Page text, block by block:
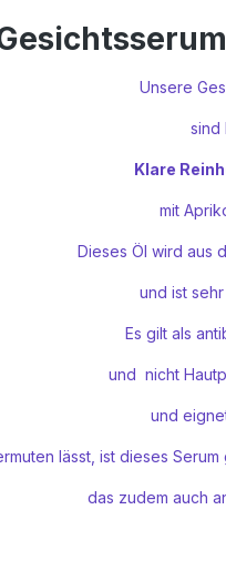
Unsere
sind
Klare
mit
Dieses Öl wird aus
und ist
Es gilt als
und nicht
und
lässt, ist dieses
das zudem auch